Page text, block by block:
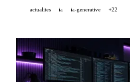
compromissioni di account.
actualites ia ia-generative +22